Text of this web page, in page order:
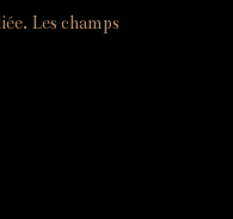
Les champs